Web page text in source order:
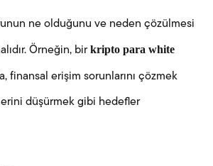
ne olduğunu ve neden çözülmesi
Örneğin, birkripto para white
finansal erişim sorunlarını çözmek
düşürmek gibi hedefler